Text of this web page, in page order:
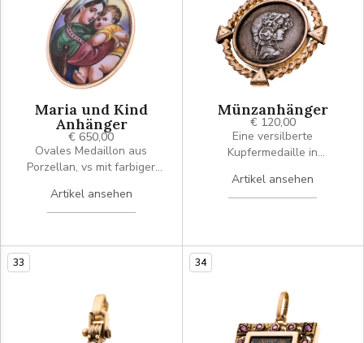
Maria und Kind
Anhänger
€ 650,00
Ovales Medaillon aus
Porzellan, vs mit farbiger
Kind, rs weiss mit schwarzer
Schrift "heilige Maria Mutter
Artikel ansehen
Münzanhänger
€ 120,00
Eine versilberte
Kupfermedaille in
Kopf einer Frau nach links,
Rückseite mit Lorbeerkranz.
Kupfer mit dreieckigen
Artikel ansehen
33 34